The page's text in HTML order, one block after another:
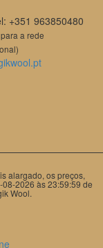
+351 963850480
a rede
alargado, os preços,
2026 às 23:59:59 de
Wool.